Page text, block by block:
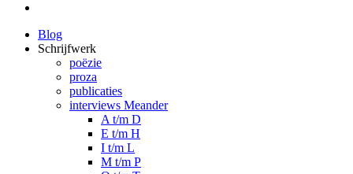
Blog
Schrijfwerk
poëzie
proza
publicaties
interviews Meander
A t/m D
E t/m H
I t/m L
M t/m P